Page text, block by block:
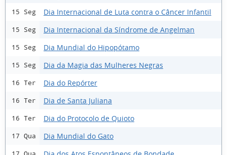
15 Seg Dia Internacional de Luta contra o Câncer Infantil
15 Seg Dia Internacional da Síndrome de Angelman
15 Seg Dia Mundial do Hipopótamo
15 Seg Dia da Magia das Mulheres Negras
16 Ter Dia do Repórter
16 Ter Dia de Santa Juliana
16 Ter Dia do Protocolo de Quioto
17 Qua Dia Mundial do Gato